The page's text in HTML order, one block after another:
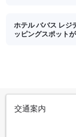
ホテル ババス レジ
ッピングスポット
交通案内